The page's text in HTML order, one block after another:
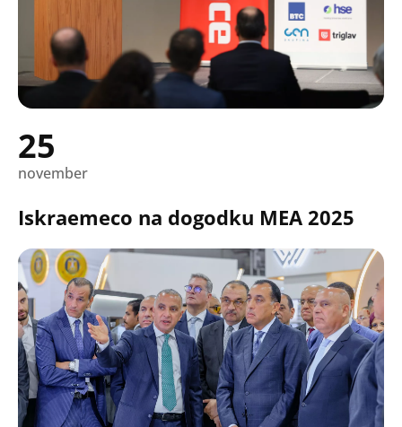
25
november
Iskraemeco na dogodku MEA 2025